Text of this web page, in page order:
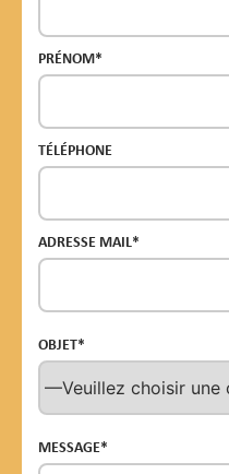
PRÉNOM*
TÉLÉPHONE
ADRESSE MAIL*
OBJET*
MESSAGE*